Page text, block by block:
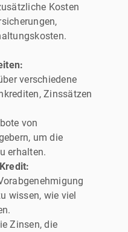
Kosten
verschiedene
Zinssätzen
von
um die
erhalten.
wissen, wie viel
Zinsen, die